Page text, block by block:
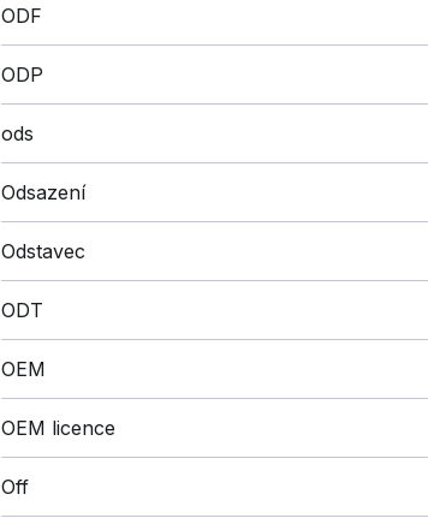
ODF
ODP
ods
Odsazení
Odstavec
ODT
OEM
OEM licence
Off